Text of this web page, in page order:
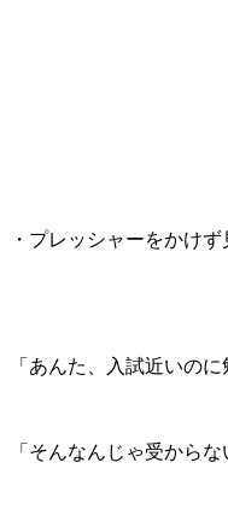
・プレッシャーをかけず
「あんた、入試近いのに
「そんなんじゃ受からな